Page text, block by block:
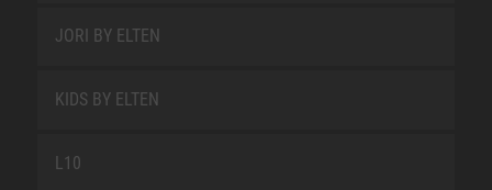
JORI BY ELTEN
KIDS BY ELTEN
L10